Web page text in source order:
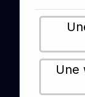
Une